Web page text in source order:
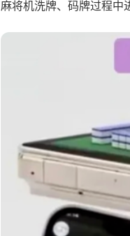
麻将机洗牌、码牌过程中